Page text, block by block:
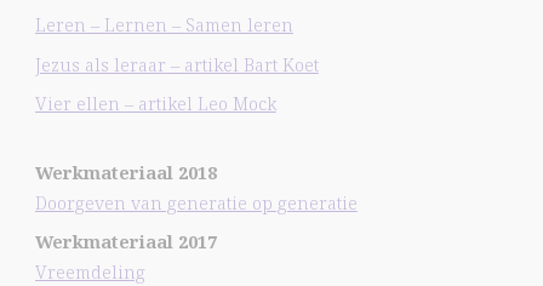
Leren – Lernen – Samen leren
Jezus als leraar – artikel Bart Koet
Vier ellen – artikel Leo Mock
Werkmateriaal 2018
Doorgeven van generatie op generatie
Werkmateriaal 2017
Vreemdeling